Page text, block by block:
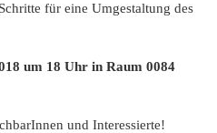
für eine Umgestaltung des
um 18 Uhr in Raum 0084
und Interessierte!